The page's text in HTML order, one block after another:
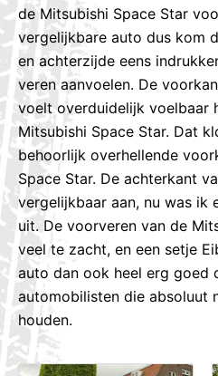
de Mitsubishi Space Star
vergelijkbare auto dus kom
en achterzijde eens
veren aanvoelen. De
voelt overduidelijk voelbaar
Mitsubishi Space Star. Dat
behoorlijk overhellende
Space Star. De achterkant
vergelijkbaar aan, nu was ik
uit. De voorveren van de
veel te zacht, en een setje
auto dan ook heel erg goed
automobilisten die absoluut
houden.